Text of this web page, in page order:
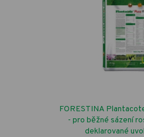
FORESTINA
- pro běžné sázení
deklarované